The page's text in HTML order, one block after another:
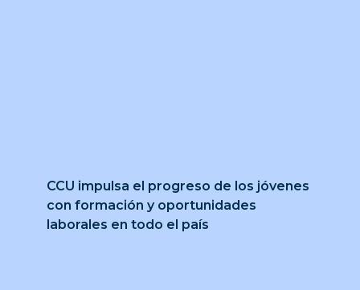
CCU impulsa el progreso de los jóvenes
con formación y oportunidades
laborales en todo el país